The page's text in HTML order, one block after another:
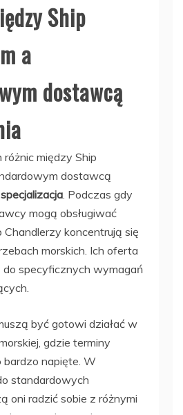
Ship
a
dostawcą
różnic między Ship
dostawcą
specjalizacja. Podczas gdy
mogą obsługiwać
Chandlerzy koncentrują się
morskich. Ich oferta
specyficznych wymagań
być gotowi działać w
gdzie terminy
napięte. W
standardowych
oni radzić sobie z różnymi